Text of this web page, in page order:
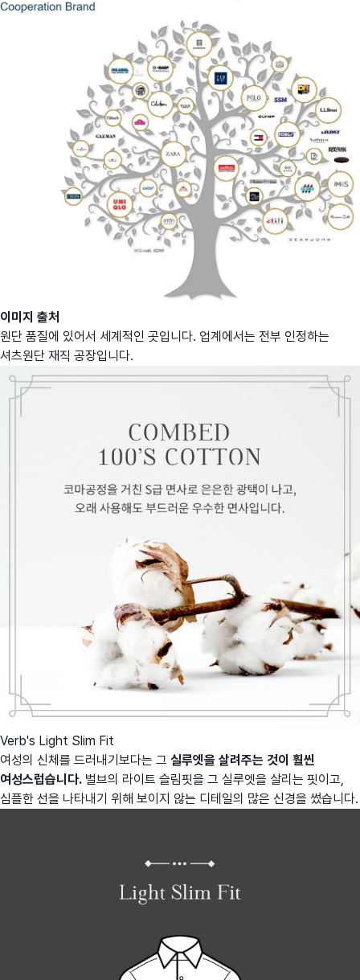
이미지 출처
원단 품질에 있어서 세계적인 곳입니다. 업계에서는 전부 인정하는
셔츠원단 재직 공장입니다.
Verb's Light Slim Fit
여성의 신체를 드러내기보다는 그 실루엣을 살려주는 것이 훨씬
여성스럽습니다. 벌브의 라이트 슬림핏을 그 실루엣을 살리는 핏이고,
심플한 선을 나타내기 위해 보이지 않는 디테일의 많은 신경을 썼습니다.